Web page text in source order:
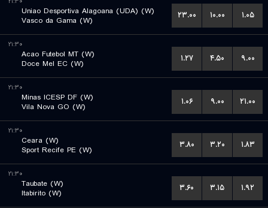
Uniao Desportiva Alagoana (UDA) (W)
Vasco da Gama (W)
۲۳.۰۰ ۱۰.۰۰ ۱.۰۵
۲۱:۳۰
Acao Futebol MT (W)
Doce Mel EC (W)
۱.۲۷ ۴.۵۰ ۹.۰۰
۲۱:۳۰
Minas ICESP DF (W)
Vila Nova GO (W)
۱.۰۶ ۹.۰۰ ۲۱.۰۰
۲۱:۳۰
Ceara (W)
Sport Recife PE (W)
۳.۸۰ ۳.۲۰ ۱.۸۳
۲۱:۳۰
Taubate (W)
Itabirito (W)
۳.۶۰ ۳.۱۵ ۱.۹۲